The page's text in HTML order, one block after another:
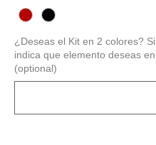
¿Deseas el Kit en 2 colores?
indica que elemento deseas
(optional)